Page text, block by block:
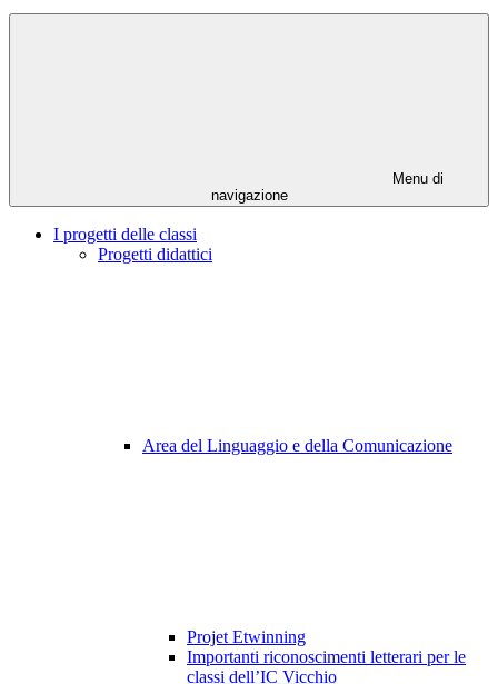
Menu di
navigazione
I progetti delle classi
Progetti didattici
Area del Linguaggio e della Comunicazione
Projet Etwinning
Importanti riconoscimenti letterari per le
classi dell’IC Vicchio